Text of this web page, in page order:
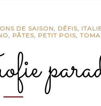
DE SAISON, DÉFIS,
, PÂTES, PETIT POIS,